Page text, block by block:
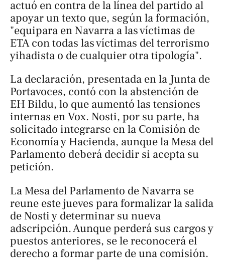
actuó en contra de la línea del partido al
apoyar un texto que, según la formación,
"equipara en Navarra a las víctimas de
ETA con todas las víctimas del terrorismo
yihadista o de cualquier otra tipología".
La declaración, presentada en la Junta de
Portavoces, contó con la abstención de
EH Bildu, lo que aumentó las tensiones
internas en Vox. Nosti, por su parte, ha
solicitado integrarse en la Comisión de
Economía y Hacienda, aunque la Mesa del
Parlamento deberá decidir si acepta su
petición.
La Mesa del Parlamento de Navarra se
reune este jueves para formalizar la salida
de Nosti y determinar su nueva
adscripción. Aunque perderá sus cargos y
puestos anteriores, se le reconocerá el
derecho a formar parte de una comisión.